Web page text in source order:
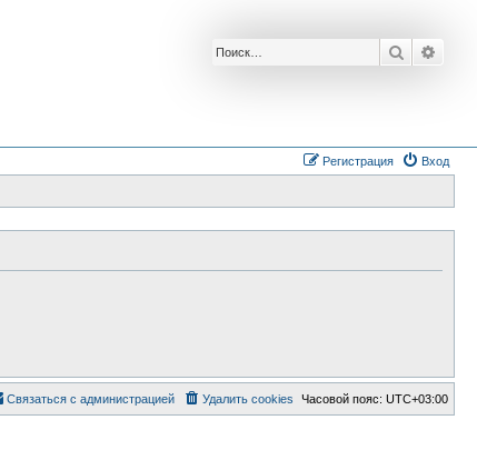
Поиск
Вход
Регистрация
Часовой пояс: UTC+03:00
Удалить cookies
Связаться с администрацией